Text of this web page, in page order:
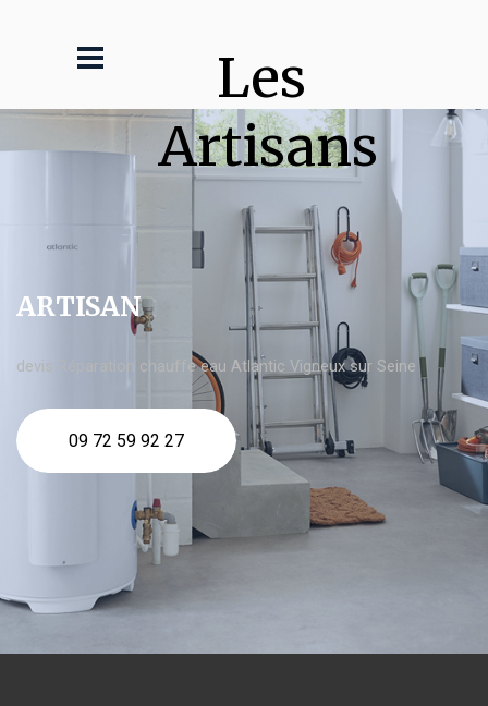
Les
Artisans
ARTISAN
devis Réparation chauffe eau Atlantic Vigneux sur Seine
09 72 59 92 27